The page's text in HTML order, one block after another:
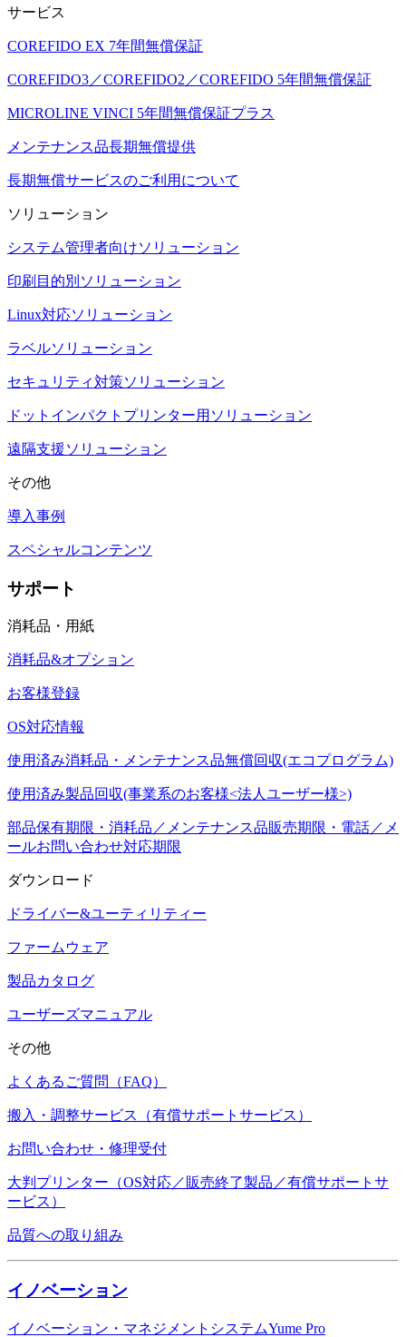
サービス
COREFIDO EX 7年間無償保証
COREFIDO3／COREFIDO2／COREFIDO 5年間無償保証
MICROLINE VINCI 5年間無償保証プラス
メンテナンス品長期無償提供
長期無償サービスのご利用について
ソリューション
システム管理者向けソリューション
印刷目的別ソリューション
Linux対応ソリューション
ラベルソリューション
セキュリティ対策ソリューション
ドットインパクトプリンター用ソリューション
遠隔支援ソリューション
その他
導入事例
スペシャルコンテンツ
サポート
消耗品・用紙
消耗品&オプション
お客様登録
OS対応情報
使用済み消耗品・メンテナンス品無償回収(エコプログラム)
使用済み製品回収(事業系のお客様<法人ユーザー様>)
部品保有期限・消耗品／メンテナンス品販売期限・電話／メ
ールお問い合わせ対応期限
ダウンロード
ドライバー&ユーティリティー
ファームウェア
製品カタログ
ユーザーズマニュアル
その他
よくあるご質問（FAQ）
搬入・調整サービス（有償サポートサービス）
お問い合わせ・修理受付
大判プリンター（OS対応／販売終了製品／有償サポートサ
ービス）
品質への取り組み
イノベーション
イノベーション・マネジメントシステムYume Pro